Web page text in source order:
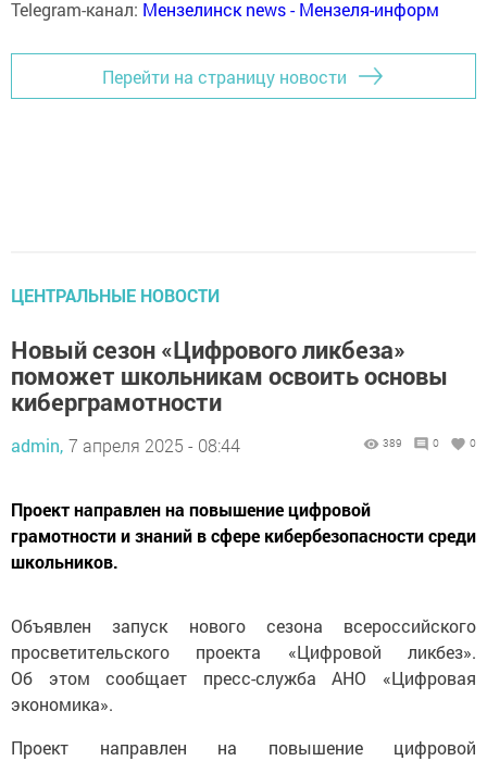
Telegram-канал: Мензелинск news - Мензеля-информ
Перейти на страницу новости
ЦЕНТРАЛЬНЫЕ НОВОСТИ
Новый сезон «Цифрового ликбеза»
поможет школьникам освоить основы
киберграмотности
admin, 7 апреля 2025 - 08:44 389 0 0
Проект направлен на повышение цифровой
грамотности и знаний в сфере кибербезопасности среди
школьников.
Объявлен запуск нового сезона всероссийского
просветительского проекта «Цифровой ликбез».
Об этом сообщает пресс-служба АНО «Цифровая
экономика».
Проект направлен на повышение цифровой